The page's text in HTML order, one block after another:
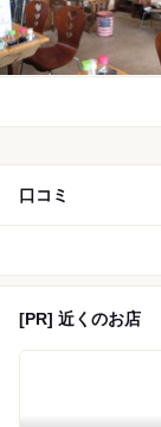
口コミ
[PR] 近くのお店